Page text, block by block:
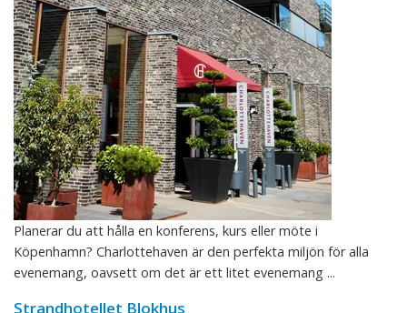
Planerar du att hålla en konferens, kurs eller möte i
Köpenhamn? Charlottehaven är den perfekta miljön för alla
evenemang, oavsett om det är ett litet evenemang ...
Strandhotellet Blokhus